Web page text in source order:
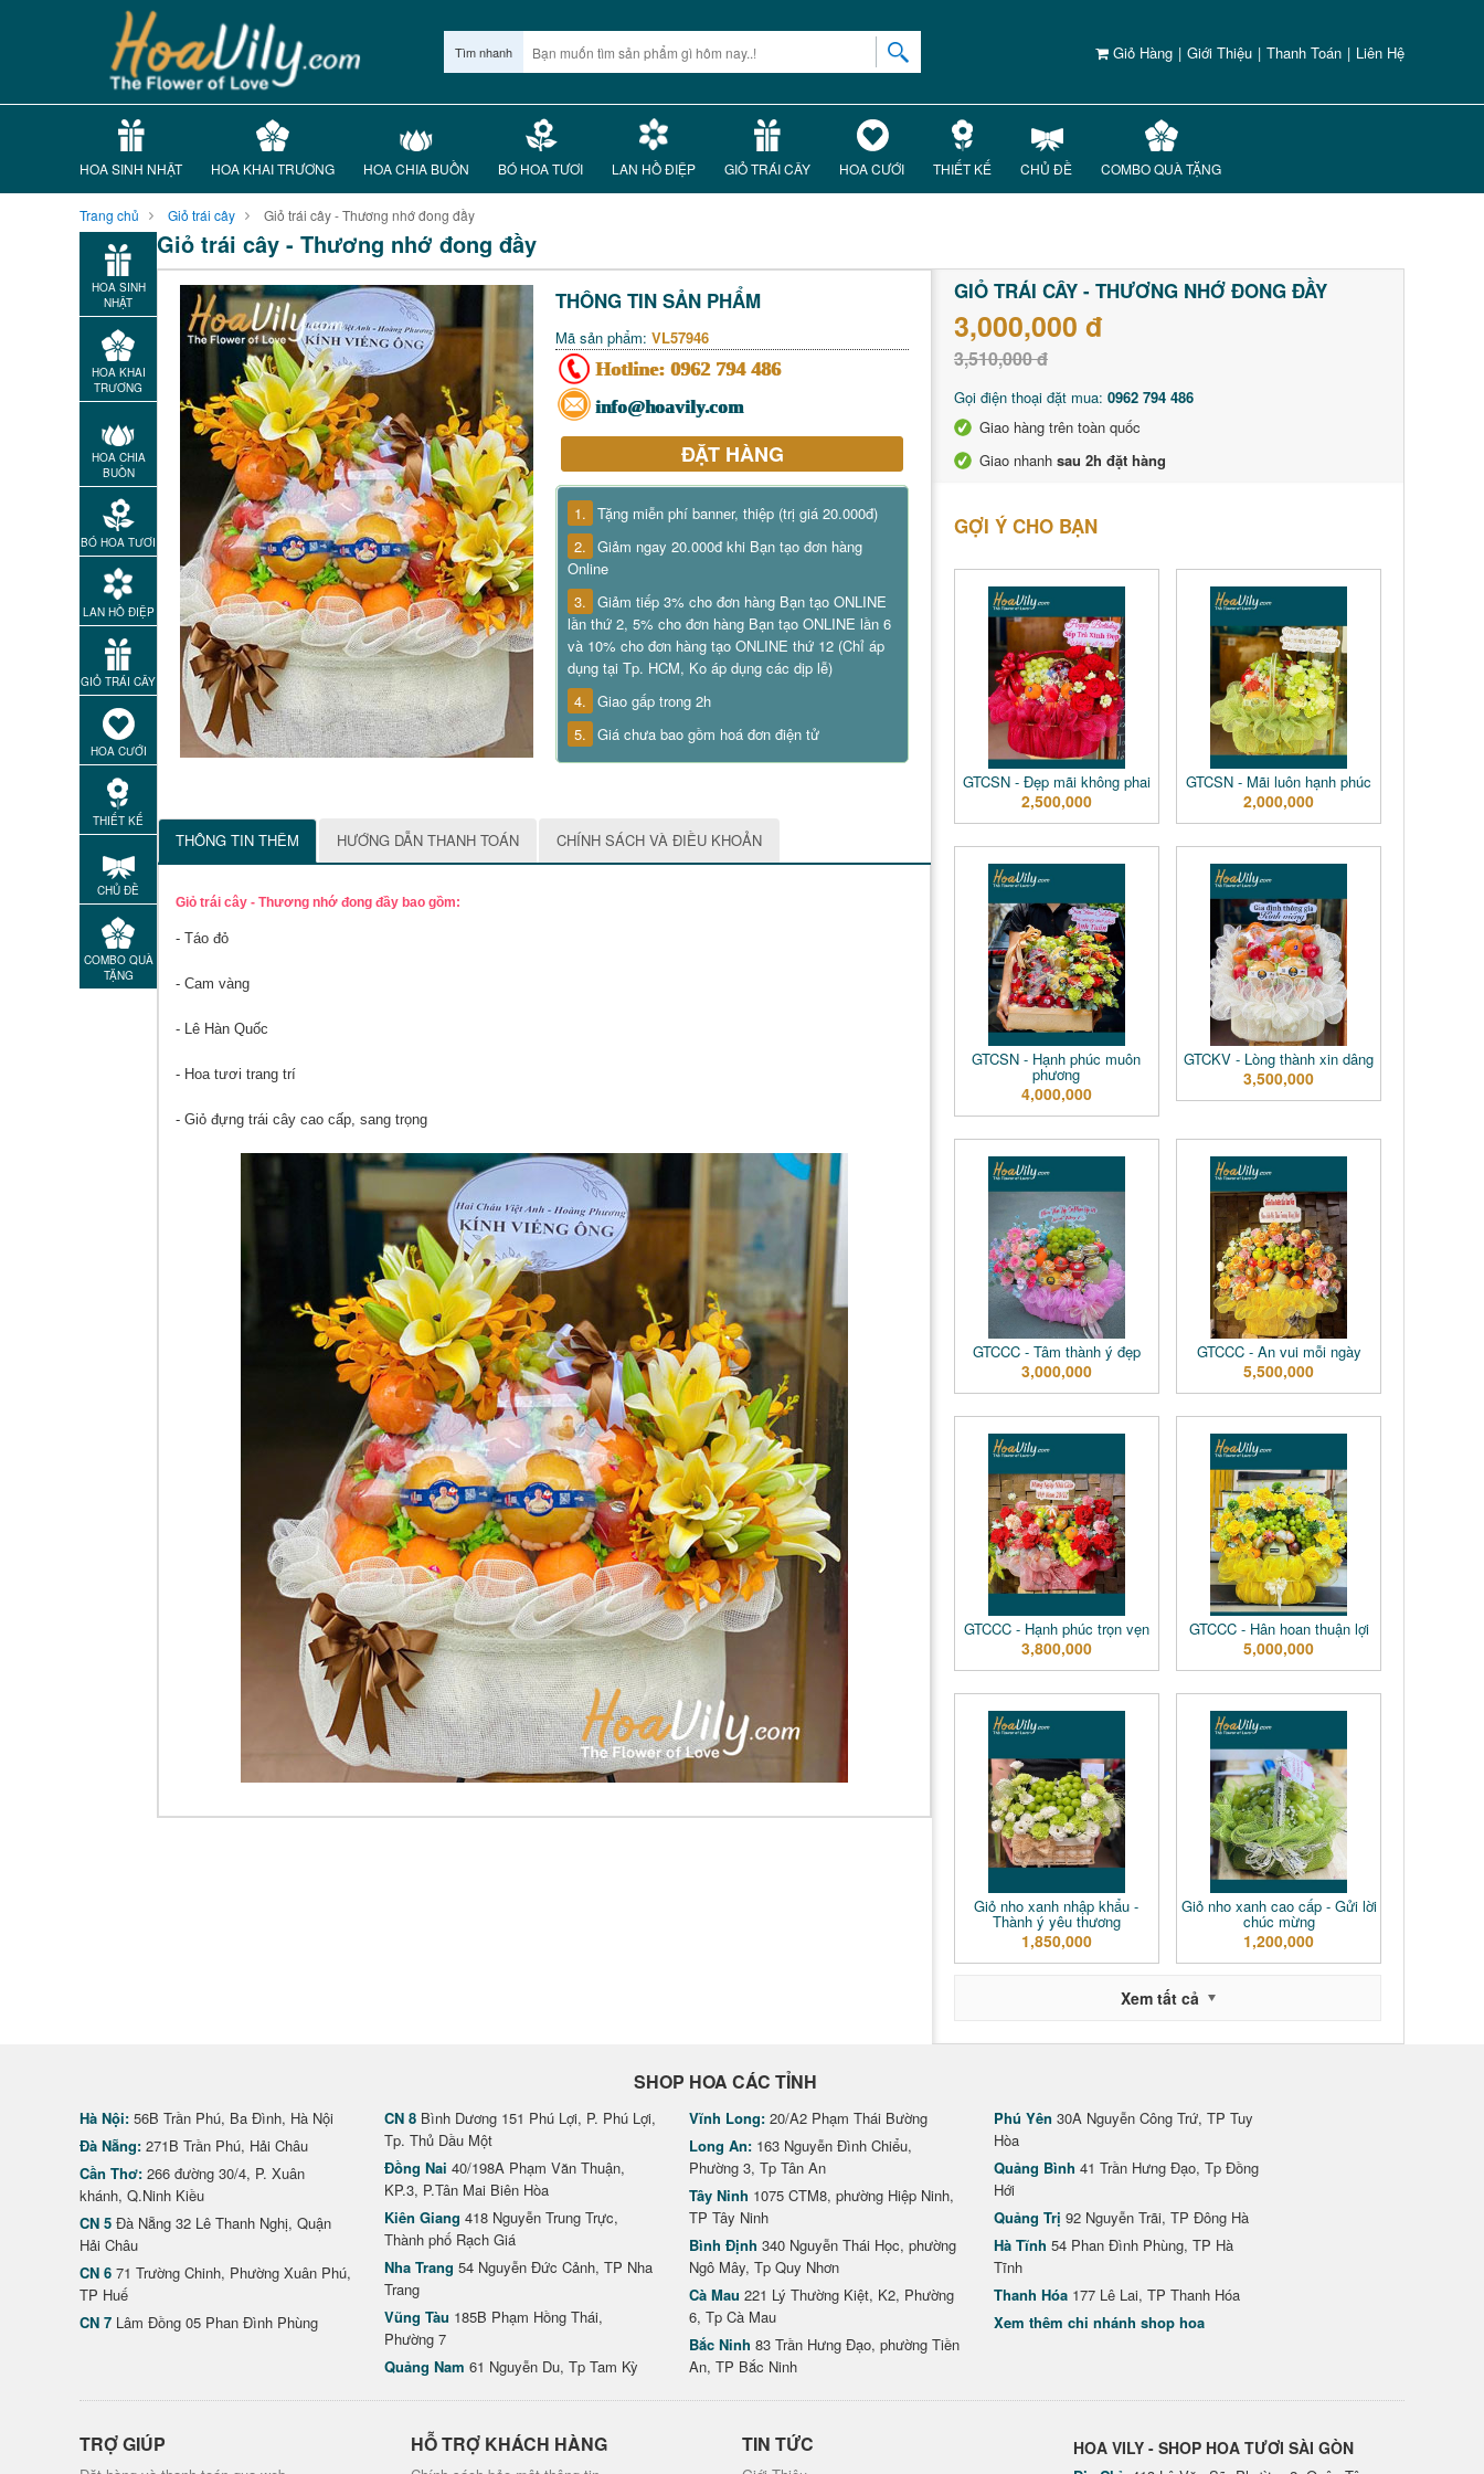
Giỏ Hàng | Giới Thiệu | Thanh Toán | Liên Hệ
Tìm nhanh
HOA SINH NHẬT HOA KHAI TRƯƠNG HOA CHIA BUỒN BÓ HOA TƯƠI LAN HỒ ĐIỆP GIỎ TRÁI CÂY HOA CƯỚI THIẾT KẾ CHỦ ĐỀ COMBO QUÀ TẶNG
Trang chủ Giỏ trái cây Giỏ trái cây - Thương nhớ đong đầy
HOA SINH
NHẬT
HOA KHAI
TRƯƠNG
HOA CHIA
BUỒN
BÓ HOA TƯƠI
LAN HỒ ĐIỆP
GIỎ TRÁI CÂY
HOA CƯỚI
THIẾT KẾ
CHỦ ĐỀ
COMBO QUÀ
TẶNG
Giỏ trái cây - Thương nhớ đong đầy
THÔNG TIN SẢN PHẨM
Mã sản phẩm: VL57946
Hotline: 0962 794 486
info@hoavily.com
ĐẶT HÀNG
1. Tặng miễn phí banner, thiệp (trị giá 20.000đ)
2. Giảm ngay 20.000đ khi Bạn tạo đơn hàng
Online
3. Giảm tiếp 3% cho đơn hàng Bạn tạo ONLINE
lần thứ 2, 5% cho đơn hàng Bạn tạo ONLINE lần 6
và 10% cho đơn hàng tạo ONLINE thứ 12 (Chỉ áp
dụng tại Tp. HCM, Ko áp dụng các dịp lễ)
4. Giao gấp trong 2h
5. Giá chưa bao gồm hoá đơn điện tử
THÔNG TIN THÊM HƯỚNG DẪN THANH TOÁN CHÍNH SÁCH VÀ ĐIỀU KHOẢN
Giỏ trái cây - Thương nhớ đong đầy bao gồm:
- Táo đỏ
- Cam vàng
- Lê Hàn Quốc
- Hoa tươi trang trí
- Giỏ đựng trái cây cao cấp, sang trọng
GIỎ TRÁI CÂY - THƯƠNG NHỚ ĐONG ĐẦY
3,000,000 đ
3,510,000 đ
Gọi điện thoại đặt mua: 0962 794 486
Giao hàng trên toàn quốc
Giao nhanh sau 2h đặt hàng
GỢI Ý CHO BẠN
GTCSN - Đẹp mãi không phai
2,500,000
GTCSN - Mãi luôn hạnh phúc
2,000,000
GTCSN - Hạnh phúc muôn
phương
4,000,000
GTCKV - Lòng thành xin dâng
3,500,000
GTCCC - Tâm thành ý đẹp
3,000,000
GTCCC - An vui mỗi ngày
5,500,000
GTCCC - Hạnh phúc trọn vẹn
3,800,000
GTCCC - Hân hoan thuận lợi
5,000,000
Giỏ nho xanh nhập khẩu -
Thành ý yêu thương
1,850,000
Giỏ nho xanh cao cấp - Gửi lời
chúc mừng
1,200,000
Xem tất cả
SHOP HOA CÁC TỈNH
Hà Nội: 56B Trần Phú, Ba Đình, Hà Nội
Đà Nẵng: 271B Trần Phú, Hải Châu
Cần Thơ: 266 đường 30/4, P. Xuân
khánh, Q.Ninh Kiều
CN 5 Đà Nẵng 32 Lê Thanh Nghị, Quận
Hải Châu
CN 6 71 Trường Chinh, Phường Xuân Phú,
TP Huế
CN 7 Lâm Đồng 05 Phan Đình Phùng
CN 8 Bình Dương 151 Phú Lợi, P. Phú Lợi,
Tp. Thủ Dầu Một
Đồng Nai 40/198A Phạm Văn Thuận,
KP.3, P.Tân Mai Biên Hòa
Kiên Giang 418 Nguyễn Trung Trực,
Thành phố Rạch Giá
Nha Trang 54 Nguyễn Đức Cảnh, TP Nha
Trang
Vũng Tàu 185B Phạm Hồng Thái,
Phường 7
Quảng Nam 61 Nguyễn Du, Tp Tam Kỳ
Vĩnh Long: 20/A2 Phạm Thái Bường
Long An: 163 Nguyễn Đình Chiểu,
Phường 3, Tp Tân An
Tây Ninh 1075 CTM8, phường Hiệp Ninh,
TP Tây Ninh
Bình Định 340 Nguyễn Thái Học, phường
Ngô Mây, Tp Quy Nhơn
Cà Mau 221 Lý Thường Kiệt, K2, Phường
6, Tp Cà Mau
Bắc Ninh 83 Trần Hưng Đạo, phường Tiền
An, TP Bắc Ninh
Phú Yên 30A Nguyễn Công Trứ, TP Tuy
Hòa
Quảng Bình 41 Trần Hưng Đạo, Tp Đồng
Hới
Quảng Trị 92 Nguyễn Trãi, TP Đông Hà
Hà Tĩnh 54 Phan Đình Phùng, TP Hà
Tĩnh
Thanh Hóa 177 Lê Lai, TP Thanh Hóa
Xem thêm chi nhánh shop hoa
TRỢ GIÚP HỖ TRỢ KHÁCH HÀNG TIN TỨC HOA VILY - SHOP HOA TƯƠI SÀI GÒN